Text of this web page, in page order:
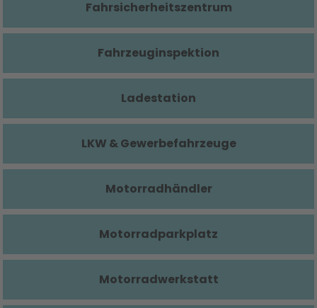
Fahrsicherheitszentrum
Fahrzeuginspektion
Ladestation
LKW & Gewerbefahrzeuge
Motorradhändler
Motorradparkplatz
Motorradwerkstatt